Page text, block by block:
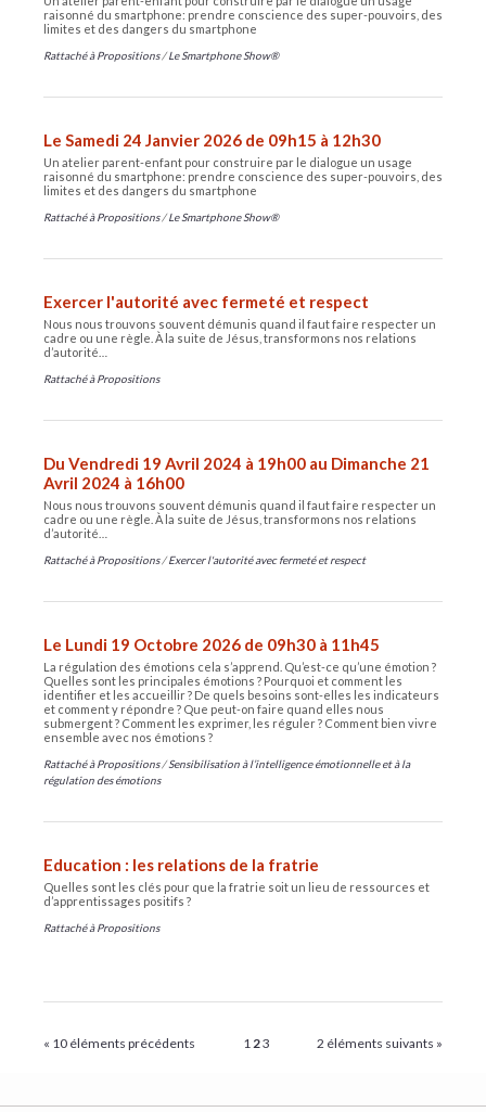
raisonné du smartphone: prendre conscience des super-pouvoirs, des
limites et des dangers du smartphone
Rattaché à Propositions /Le Smartphone Show®
Le Samedi 24 Janvier 2026 de 09h15 à 12h30
Un atelier parent-enfant pour construire par le dialogue un usage
raisonné du smartphone: prendre conscience des super-pouvoirs, des
limites et des dangers du smartphone
Rattaché à Propositions /Le Smartphone Show®
Exercer l'autorité avec fermeté et respect
Nous nous trouvons souvent démunis quand il faut faire respecter un
cadre ou une règle. À la suite de Jésus, transformons nos relations
d’autorité…
Rattaché à Propositions
Du Vendredi 19 Avril 2024 à 19h00 au Dimanche 21
Avril 2024 à 16h00
Nous nous trouvons souvent démunis quand il faut faire respecter un
cadre ou une règle. À la suite de Jésus, transformons nos relations
d’autorité…
Rattaché à Propositions /Exercer l'autorité avec fermeté et respect
Le Lundi 19 Octobre 2026 de 09h30 à 11h45
La régulation des émotions cela s’apprend. Qu’est-ce qu’une émotion ?
Quelles sont les principales émotions ? Pourquoi et comment les
identifier et les accueillir ? De quels besoins sont-elles les indicateurs
et comment y répondre ? Que peut-on faire quand elles nous
submergent ? Comment les exprimer, les réguler ? Comment bien vivre
ensemble avec nos émotions ?
Rattaché à Propositions /Sensibilisation à l’intelligence émotionnelle et à la
régulation des émotions
Education : les relations de la fratrie
Quelles sont les clés pour que la fratrie soit un lieu de ressources et
d’apprentissages positifs ?
Rattaché à Propositions
« 10 éléments précédents 2 éléments suivants »
123